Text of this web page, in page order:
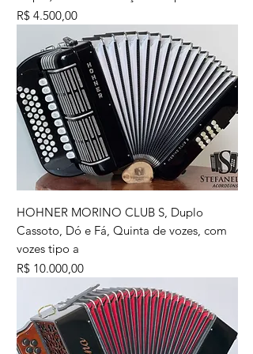
Preço
R$ 4.500,00
HOHNER MORINO CLUB S, Duplo
Cassoto, Dó e Fá, Quinta de vozes, com
vozes tipo a
Preço
R$ 10.000,00